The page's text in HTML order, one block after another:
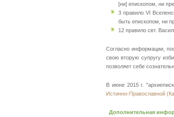
[ни] епископом, ни
3 правило VI
быть епископом, ни
12 правило свт.
Согласно информации,
свою вторую супругу
позволяет себе
В июне 2015 г.
Истинно-Православной
Дополнительная